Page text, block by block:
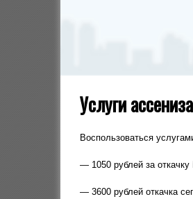
Услуги
Воспользоваться
— 1050 рублей за
— 3600 рублей откачка